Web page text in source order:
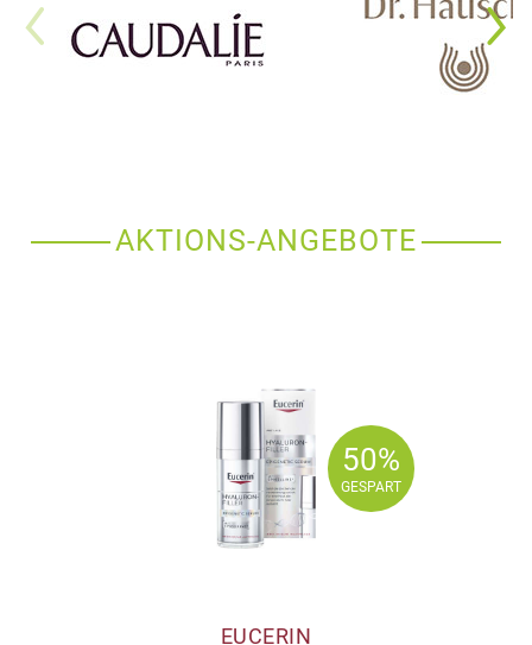
AKTIONS-ANGEBOTE
50%
GESPART
50%
GESPART
EUCERIN